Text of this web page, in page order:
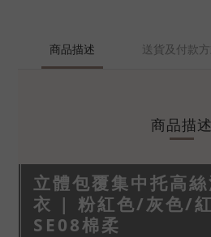
商品描述 送貨及付款
商品描述
立體包覆集中托高
衣 | 粉紅色/灰色/
SE08棉柔